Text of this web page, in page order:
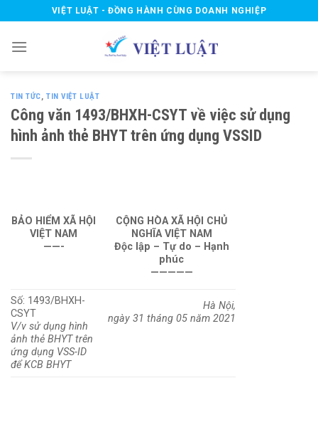
to
content
VIỆT LUẬT - ĐỒNG HÀNH CÙNG DOANH NGHIỆP
TIN TỨC,TIN VIỆT LUẬT
Công văn 1493/BHXH-CSYT về việc sử dụng
hình ảnh thẻ BHYT trên ứng dụng VSSID
BẢO HIỂM XÃ HỘI
VIỆT NAM
——-
CỘNG HÒA XÃ HỘI CHỦ
NGHĨA VIỆT NAM
Độc lập – Tự do – Hạnh
phúc
—————
Số: 1493/BHXH-
CSYT
V/v sử dụng hình
ảnh thẻ BHYT trên
ứng dụng VSS-ID
để KCB BHYT
Hà Nội,
ngày 31 tháng 05 năm 2021